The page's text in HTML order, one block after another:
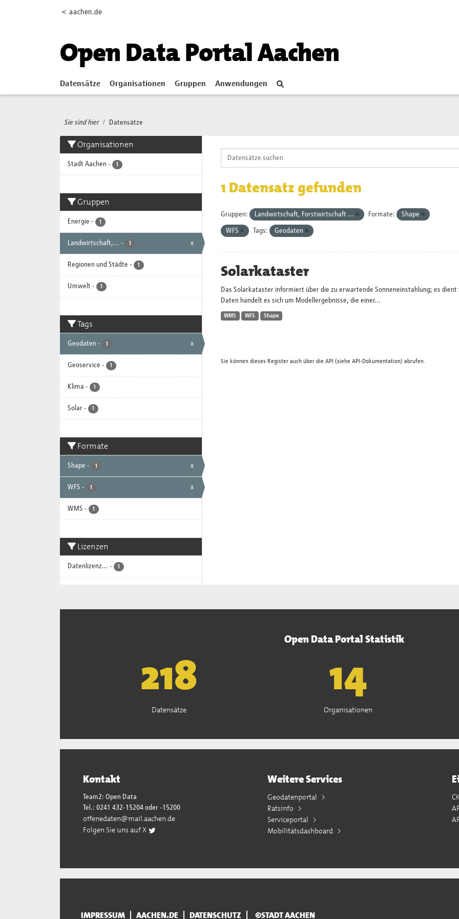
< aachen.de
Open Data Portal Aachen
Datensätze Organisationen Gruppen Anwendungen
Sie sind hier Datensätze
Organisationen
Stadt Aachen - 1
Gruppen
Energie - 1
Landwirtschaft,... - 1 x
Regionen und Städte - 1
Umwelt - 1
Tags
Geodaten - 1 x
Geoservice - 1
Klima - 1
Solar - 1
Formate
Shape - 1 x
WFS - 1 x
WMS - 1
Lizenzen
Datenlizenz... - 1
1 Datensatz gefunden
Gruppen: Landwirtschaft, Forstwirtschaft ... Formate: Shape
WFS Tags: Geodaten
Solarkataster
Das Solarkataster informiert über die zu erwartende Sonneneinstahlung; es
Daten handelt es sich um Modellergebnisse, die einer...
WMS WFS Shape
Sie können dieses Register auch über die API (siehe API-Dokumentation) abrufen.
Open Data Portal Statistik
221
Datensätze
15
Organisationen
Kontakt
Team2: Open Data
Tel.: 0241 432-15204 oder -15200
offenedaten@mail.aachen.de
Folgen Sie uns auf X
Weitere Services
Geodatenportal
Ratsinfo
Serviceportal
Mobilitätsdashboard
IMPRESSUM AACHEN.DE DATENSCHUTZ ©STADT AACHEN